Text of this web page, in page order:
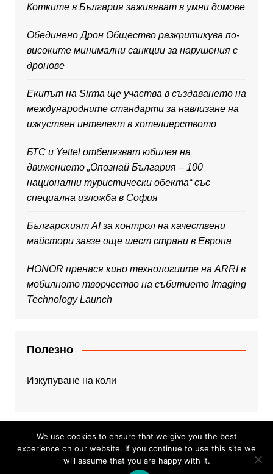
Котките в България заживяват в умни домове
Обединено Дрон Общество разкритикува по-
високите минимални санкции за нарушения с
дронове
Екипът на Sirma ще участва в създаването на
международните стандарти за навлизане на
изкуствен интелект в хотелиерството
БТС и Yettel отбелязват юбилея на
движението „Опознай България – 100
национални туристически обекта“ със
специална изложба в София
Българският AI за контрол на качествени
майстори завзе още шест страни в Европа
HONOR пренася кино технологиите на ARRI в
мобилното творчество на събитието Imaging
Technology Launch
Полезно
Изкупуване на коли
Copyright © 2026 Web Dojo. All rights reserved.
We use cookies to ensure that we give you the best
experience on our website. If you continue to use this site we
will assume that you are happy with it.